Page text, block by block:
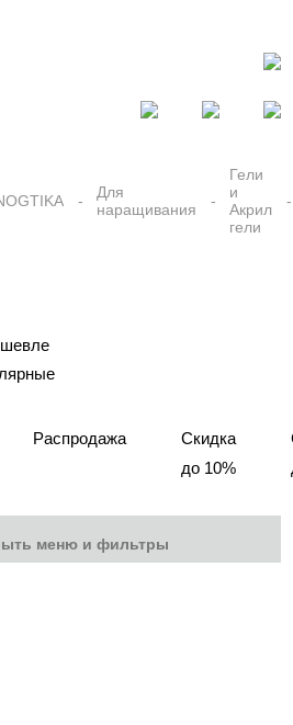
Для
наращивания
Гели
и
Акрил
гели
Распродажа
Скидка
до 10%
меню и фильтры